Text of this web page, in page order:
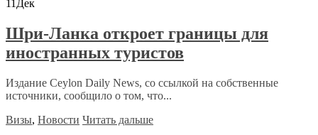
11 Дек
Шри-Ланка откроет границы для
иностранных туристов
Издание Ceylon Daily News, со ссылкой на собственные
источники, сообщило о том, что...
Визы, Новости Читать дальше